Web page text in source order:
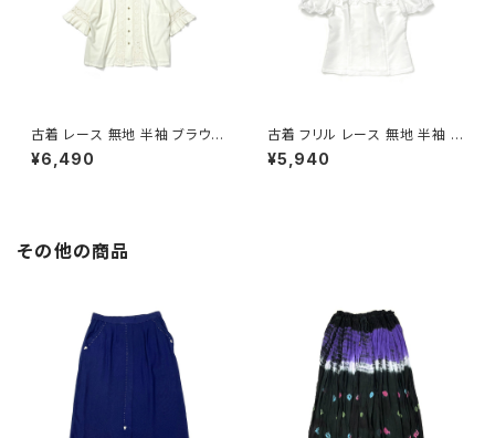
古着 レース 無地 半袖 ブラウス
ベージュ (ttu2605032)
¥6,490
古着 フリル レース 無地 半袖 ブ
ラウス 白 (ttu2605031)
¥5,940
その他の商品